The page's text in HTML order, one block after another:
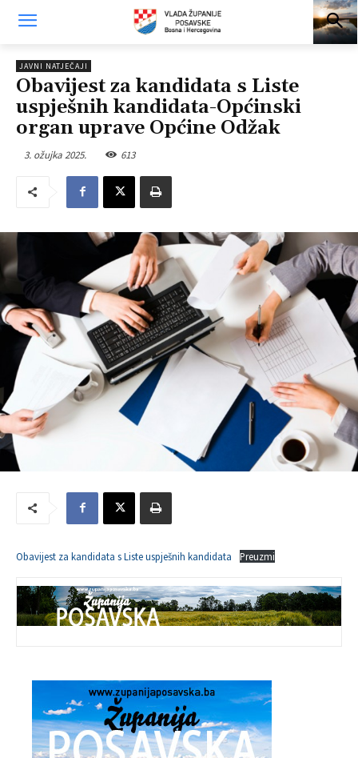
JAVNI NATJEČAJI
Obavijest za kandidata s Liste
uspješnih kandidata-Općinski
organ uprave Općine Odžak
3. ožujka 2025. 613
Obavijest za kandidata s Liste uspješnih kandidata Preuzmi